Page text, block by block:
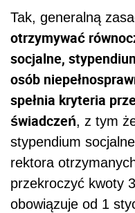
Tak, generalną
otrzymywać
socjalne,
osób
spełnia kryteria
świadczeń, z tym
stypendium
rektora
przekroczyć kwoty
obowiązuje od 1